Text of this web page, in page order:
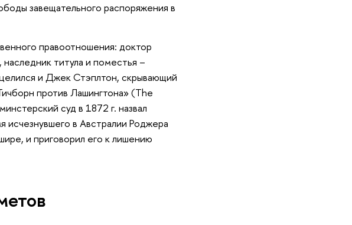
завещательного распоряжения в
правоотношения: доктор
титула и поместья –
и Джек Стэплтон, скрывающий
против Лашингтона» (The
суд в 1872 г. назвал
в Австралии Роджера
и приговорил его к лишению